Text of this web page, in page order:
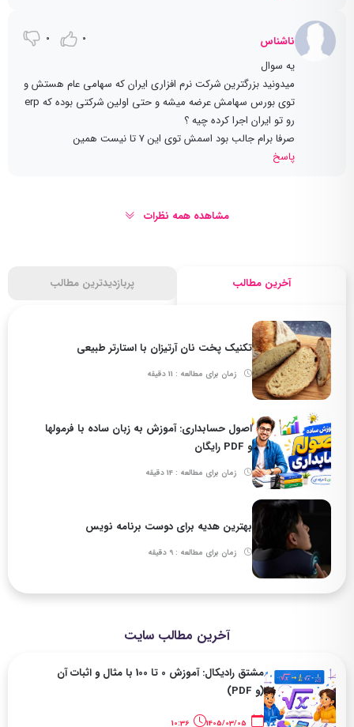
آخرین مطالب پربازدیدترین مطالب
تکنیک پخت نان آرتیزان با استارتر طبیعی
زمان برای مطالعه : 11 دقیقه
اصول حسابداری: آموزش به زبان ساده با فرمولها
و PDF رایگان
زمان برای مطالعه : 14 دقیقه
بهترین هدیه برای دوست برنامه نویس
زمان برای مطالعه : 9 دقیقه
آخرین مطالب سایت
مشتق رادیکال: آموزش 0 تا 100 با مثال و اثبات آن
(و PDF)
10:36
ناشناس 0
0
یه سوال
میدونید بزرگترین شرکت نرم افزاری ایران که سهامی عام هستش و
توی بورس سهامش عرضه میشه و حتی اولین شرکتی بوده که erp
رو تو ایران اجرا کرده چیه ؟
صرفا برام جالب بود اسمش توی این ۷ تا نیست همین
پاسخ
مشاهده همه نظرات